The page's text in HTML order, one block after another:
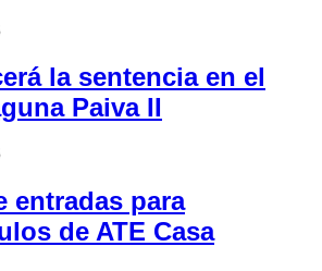
la sentencia en el
Paiva II
entradas para
de ATE Casa